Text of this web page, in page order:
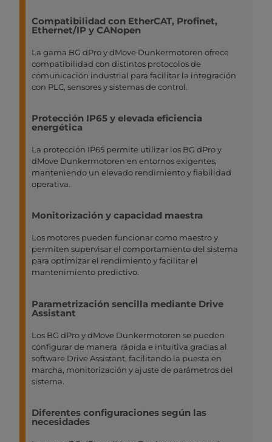
Compatibilidad con EtherCAT, Profinet,
Ethernet/IP y CANopen
La gama BG dPro y dMove Dunkermotoren ofrece
compatibilidad con distintos protocolos de
comunicación industrial para facilitar la integración
con PLC, sensores y sistemas de control.
Protección IP65 y elevada eficiencia
energética
La protección IP65 permite utilizar los BG dPro y
dMove Dunkermotoren en entornos exigentes,
manteniendo un elevado rendimiento y fiabilidad
operativa.
Monitorización y capacidad maestra
Los motores pueden funcionar como maestro y
permiten supervisar el comportamiento del sistema
para optimizar el rendimiento y facilitar el
mantenimiento predictivo.
Parametrización sencilla mediante Drive
Assistant
Los BG dPro y dMove Dunkermotoren se pueden
configurar de manera rápida e intuitiva gracias al
software Drive Assistant, facilitando la puesta en
marcha, monitorización y ajuste de parámetros del
sistema.
Diferentes configuraciones según las
necesidades